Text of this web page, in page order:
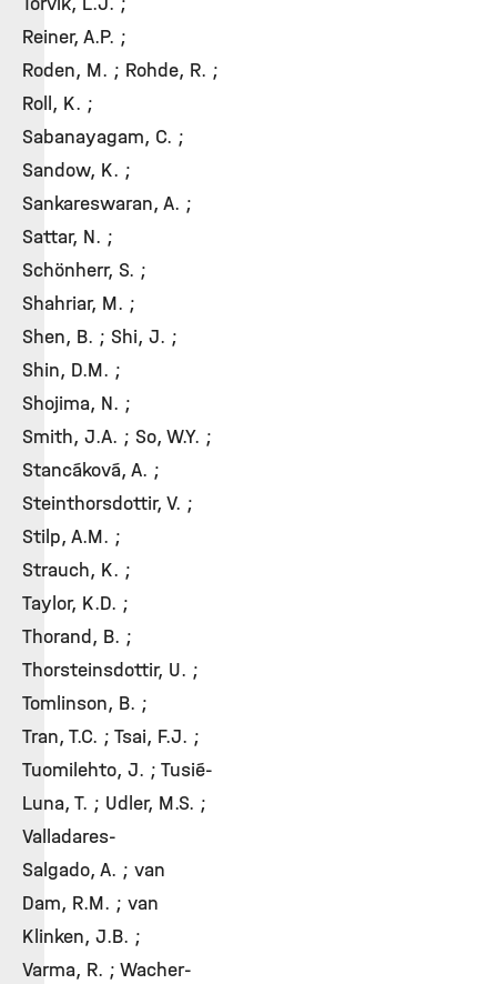
Reiner, A.P. ;
Roden, M. ; Rohde, R. ;
Roll, K. ;
Sabanayagam, C. ;
Sandow, K. ;
Sankareswaran, A. ;
Sattar, N. ;
Schönherr, S. ;
Shahriar, M. ;
Shen, B. ; Shi, J. ;
Shin, D.M. ;
Shojima, N. ;
Smith, J.A. ; So, W.Y. ;
Stancáková, A. ;
Steinthorsdottir, V. ;
Stilp, A.M. ;
Strauch, K. ;
Taylor, K.D. ;
Thorand, B. ;
Thorsteinsdottir, U. ;
Tomlinson, B. ;
Tran, T.C. ; Tsai, F.J. ;
Tuomilehto, J. ; Tusié-
Luna, T. ; Udler, M.S. ;
Valladares-
Salgado, A. ; van
Dam, R.M. ; van
Klinken, J.B. ;
Varma, R. ; Wacher-